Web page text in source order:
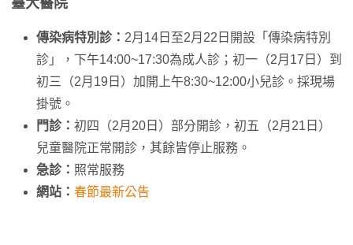
臺大醫院
傳染病特別診： 2月14日至2月22日開設「傳染病特別
診」，下午14:00~17:30為成人診；初一（2月17日）到
初三（2月19日）加開上午8:30~12:00小兒診。採現場
掛號。
門診： 初四（2月20日）部分開診，初五（2月21日）
兒童醫院正常開診，其餘皆停止服務。
急診： 照常服務
網站： 春節最新公告